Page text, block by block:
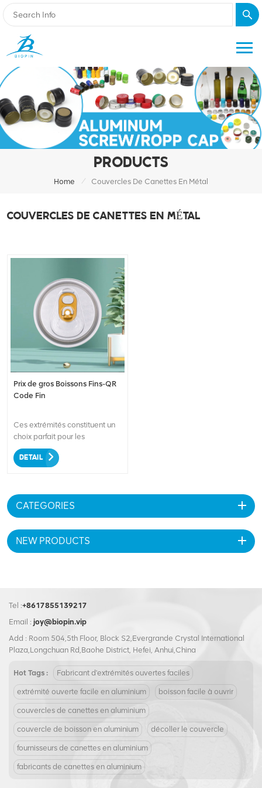
PRODUCTS
Home / Couvercles De Canettes En Métal
COUVERCLES DE CANETTES EN MÉTAL
Prix de gros Boissons Fins-QR
Code Fin
Ces extrémités constituent un
choix parfait pour les
emballages de boissons,
alliant durabilité, fonctionnalité
technologie d’impression
avancée, nous veillons à ce
que votre logo personnalisé
soit affiché avec précision et
magnifiquement à chaque
extrémité. Fabriquées en
d'excellentes capacités
d'étanchéité et une excellente
Choisissez nos extrémités de
boisson en aluminium avec
logo personnalisé imprimé
d'emballage unique et
accrocheuse qui représente
votre marque avec style.
Démarquez-vous de la
concurrence et captivez les
consommateurs avec un
design packaging inoubliable.
DETAIL
CATEGORIES
NEW PRODUCTS
Tel :+8617855139217
Email : joy@biopin.vip
Add : Room 504,5th Floor, Block S2,Evergrande Crystal International
Plaza,Longchuan Rd,Baohe District, Hefei, Anhui,China
Hot Tags : Fabricant d'extrémités ouvertes faciles
extrémité ouverte facile en aluminium boisson facile à ouvrir
couvercles de canettes en aluminium
couvercle de boisson en aluminium décoller le couvercle
fournisseurs de canettes en aluminium
fabricants de canettes en aluminium